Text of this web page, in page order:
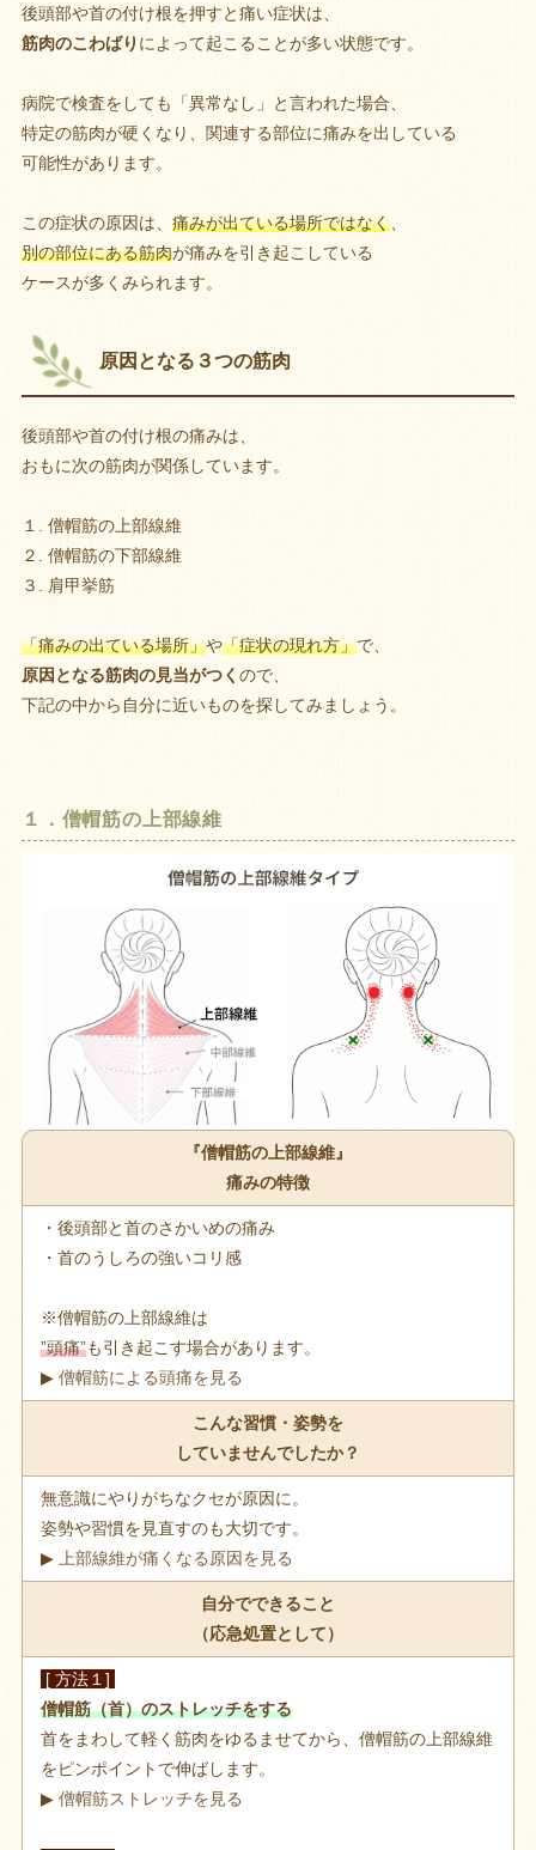
後頭部や首の付け根を押すと痛い症状は、
筋肉のこわばり によって起こることが多い状態です。
病院で検査をしても「異常なし」と言われた場合、
特定の筋肉が硬くなり、関連する部位に痛みを出している
可能性があります。
この症状の原因は、 痛みが出ている場所ではなく、
別の部位にある筋肉が痛みを引き起こしている
ケースが多くみられます。
原因となる３つの筋肉
後頭部や首の付け根の痛みは、
おもに次の筋肉が関係しています。
１. 僧帽筋の上部線維
２. 僧帽筋の下部線維
３. 肩甲挙筋
「痛みの出ている場所」や「症状の現れ方」で、
原因となる筋肉の見当がつく ので、
下記の中から自分に近いものを探してみましょう。
１．僧帽筋の上部線維
『僧帽筋の上部線維』
痛みの特徴
・後頭部と首のさかいめの痛み
・首のうしろの強いコリ感
※僧帽筋の上部線維は
”頭痛”も引き起こす場合があります。
▶ 僧帽筋による頭痛を見る
こんな習慣・姿勢を
していませんでしたか？
無意識にやりがちなクセが原因に。
姿勢や習慣を見直すのも大切です。
▶
上部線維が痛くなる原因を見る
自分でできること
（応急処置として）
[ 方法１]
僧帽筋（首）のストレッチをする
首をまわして軽く筋肉をゆるませてから、僧帽筋の上部線維
をピンポイントで伸ばします。
▶ 僧帽筋ストレッチを見る